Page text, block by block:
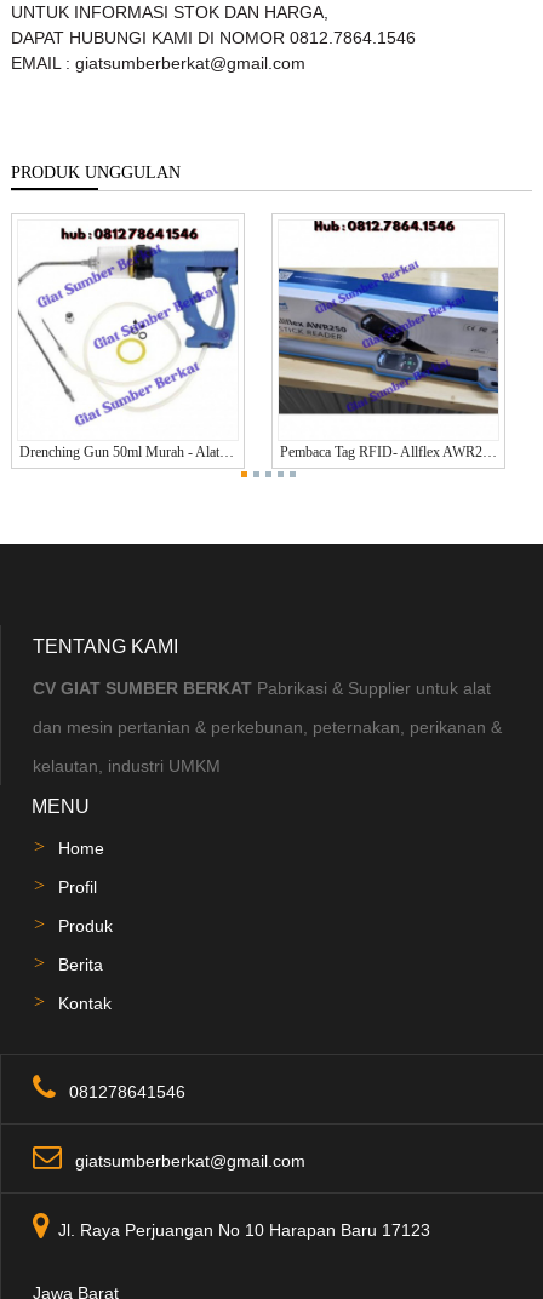
UNTUK INFORMASI STOK DAN HARGA,
DAPAT HUBUNGI KAMI DI NOMOR 0812.7864.1546
EMAIL : giatsumberberkat@gmail.com
PRODUK UNGGULAN
Drenching Gun 50ml Murah - Alat Cekok Drenching Gun Untuk Hewan Merek KERBL JERMAN ORIGINAL Pembaca Tag RFID- Allflex AWR250 - Allflex AWR250 Stick Reader
TENTANG KAMI
CV GIAT SUMBER BERKAT Pabrikasi & Supplier untuk alat
dan mesin pertanian & perkebunan, peternakan, perikanan &
kelautan, industri UMKM
MENU
Home
Profil
Produk
Berita
Kontak
081278641546
giatsumberberkat@gmail.com
Jl. Raya Perjuangan No 10 Harapan Baru 17123
Jawa Barat